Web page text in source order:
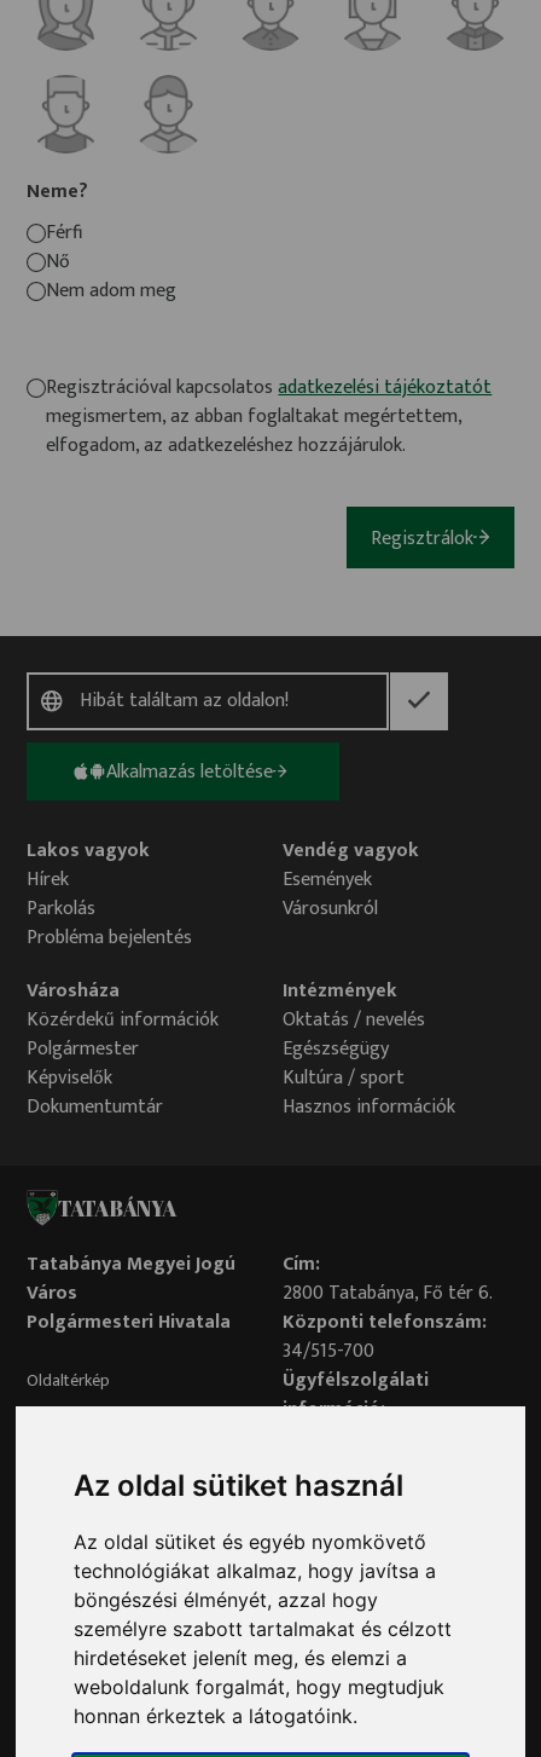
Az oldal sütiket használ
Az oldal sütiket és egyéb nyomkövető
technológiákat alkalmaz, hogy javítsa a
böngészési élményét, azzal hogy
személyre szabott tartalmakat és célzott
hirdetéseket jelenít meg, és elemzi a
weboldalunk forgalmát, hogy megtudjuk
honnan érkeztek a látogatóink.
Neme?
Férfi
Nő
Nem adom meg
Regisztrációval kapcsolatosadatkezelési tájékoztatót
megismertem, az abban foglaltakat megértettem,
elfogadom, az adatkezeléshez hozzájárulok.
Regisztrálok
Alkalmazás letöltése
Lakos vagyok
Hírek
Parkolás
Probléma bejelentés
Vendég vagyok
Események
Városunkról
Városháza
Közérdekű információk
Polgármester
Képviselők
Dokumentumtár
Intézmények
Oktatás / nevelés
Egészségügy
Kultúra / sport
Hasznos információk
TATABÁNYA
Tatabánya Megyei Jogú
Város
Polgármesteri Hivatala
Oldaltérkép
Adatvédelem
Cím:
2800 Tatabánya, Fő tér 6.
Központi telefonszám:
34/515-700
Ügyfélszolgálati
információ:
Véleményvonal:
34/515-799
Adatvédelmi tisztviselő elérhetősége:
adatvedelem@ph.tatabanya.hu
Minden jog fenntartva © 2026 Tatabánya